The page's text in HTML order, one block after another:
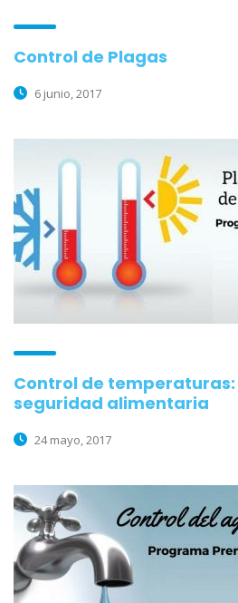
Control de Plagas
6 junio, 2017
Control de
seguridad alimentaria
24 mayo, 2017